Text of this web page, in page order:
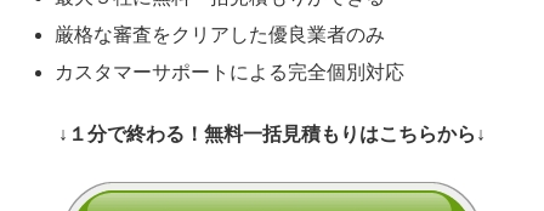
厳格な審査をクリアした優良業者のみ
カスタマーサポートによる完全個別対応
↓１分で終わる！無料一括見積もりはこちらから↓